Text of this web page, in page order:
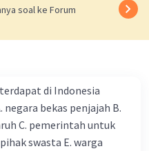
soal ke Forum
di Indonesia
C. pemerintah untuk
swasta E. warga